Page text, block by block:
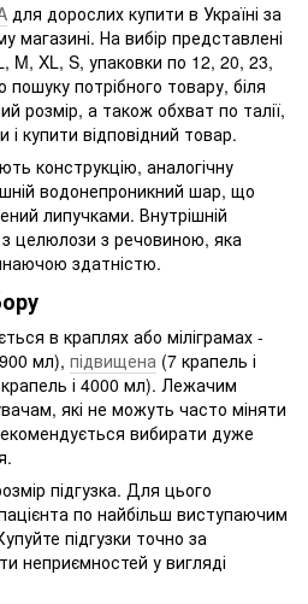
для дорослих купити в Україні за
На вибір представлені
M, XL, S, упаковки по 12, 20, 23,
потрібного товару, біля
розмір, а також обхват по талії,
купити відповідний товар.
конструкцію, аналогічну
водонепроникний шар, що
липучками. Внутрішній
целюлози з речовиною, яка
здатністю.
в краплях або міліграмах -
мл), підвищена (7 крапель і
і 4000 мл). Лежачим
які не можуть часто міняти
вибирати дуже
підгузка. Для цього
по найбільш виступаючим
підгузки точно за
неприємностей у вигляді